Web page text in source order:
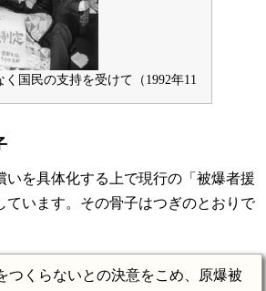
国民の支持を受けて（1992年11
いを具体化する上で現行の「被爆者援
ています。その骨子はつぎのとおりで
くらないとの決意をこめ、原爆被